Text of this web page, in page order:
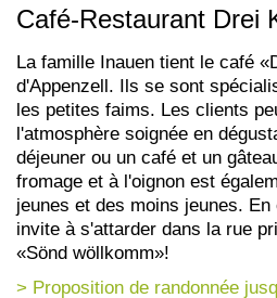
Café-Restaurant Drei
La famille Inauen tient le café
d'Appenzell. Ils se sont
les petites faims. Les clients
l'atmosphère soignée en
déjeuner ou un café et un
fromage et à l'oignon est
jeunes et des moins jeunes.
invite à s'attarder dans la rue
«Sönd wöllkomm»!
> Proposition de randonnée